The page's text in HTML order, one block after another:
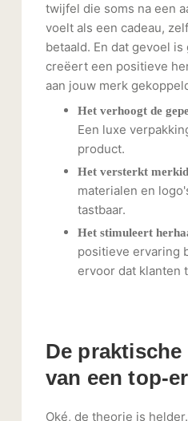
twijfel die soms na een
voelt als een cadeau,
betaald. En dat gevoel
creëert een positieve
aan jouw merk
Het verhoogt de
Een luxe
product.
Het versterkt
materialen en
tastbaar.
Het stimuleert
positieve ervaring
ervoor dat klanten
De
van een top-
Oké, de theorie is